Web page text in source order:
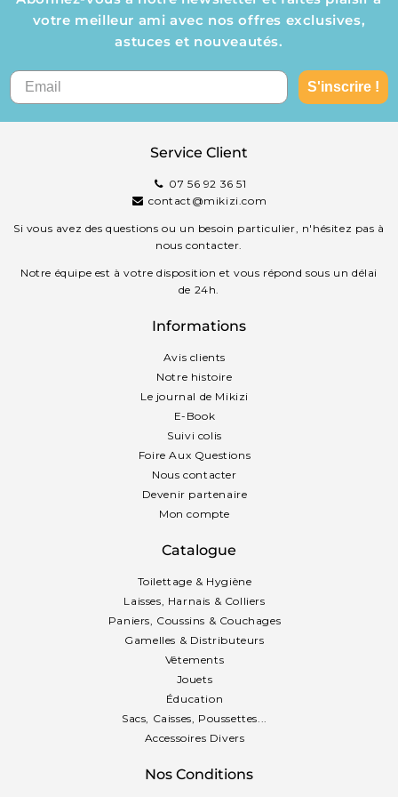
votre meilleur ami avec nos offres exclusives,
astuces et nouveautés.
S'inscrire !
Service Client
07 56 92 36 51
contact@mikizi.com
Si vous avez des questions ou un besoin particulier, n'hésitez pas à
nous contacter.
Notre équipe est à votre disposition et vous répond sous un délai
de 24h.
Informations
Avis clients
Notre histoire
Le journal de Mikizi
E-Book
Suivi colis
Foire Aux Questions
Nous contacter
Devenir partenaire
Mon compte
Catalogue
Toilettage & Hygiène
Laisses, Harnais & Colliers
Paniers, Coussins & Couchages
Gamelles & Distributeurs
Vêtements
Jouets
Éducation
Sacs, Caisses, Poussettes...
Accessoires Divers
Nos Conditions